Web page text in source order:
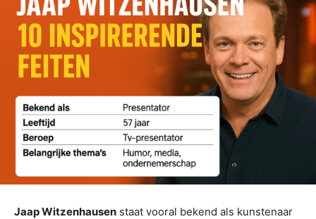
Jaap Witzenhausen staat vooral bekend als kunstenaar